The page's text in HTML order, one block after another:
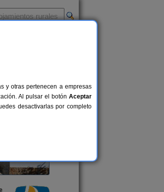
y otras pertenecen a empresas
Al pulsar el botón Aceptar
desactivarlas por completo